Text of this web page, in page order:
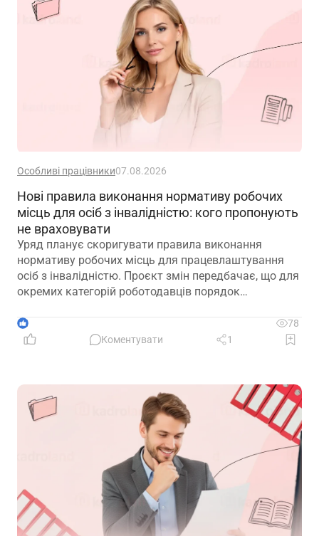
Особливі працівники07.08.2026
Нові правила виконання нормативу робочих
місць для осіб з інвалідністю: кого пропонують
не враховувати
Уряд планує скоригувати правила виконання
нормативу робочих місць для працевлаштування
осіб з інвалідністю. Проєкт змін передбачає, що для
окремих категорій роботодавців порядок
врахувати специфіку їхньої діяльності та усунути
практичні труднощі із виконанням законодавчих
1
78
Коментувати
1